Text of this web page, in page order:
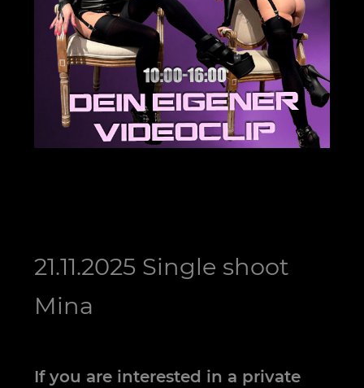
21.11.2025 Single shoot
Mina
If you are interested in a private